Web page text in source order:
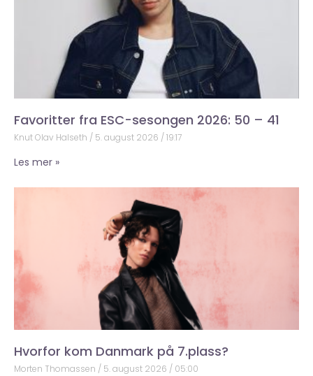
Favoritter fra ESC-sesongen 2026: 50 – 41
Knut Olav Halseth 5. august 2026 19:17
Les mer »
Hvorfor kom Danmark på 7.plass?
Morten Thomassen 5. august 2026 05:00